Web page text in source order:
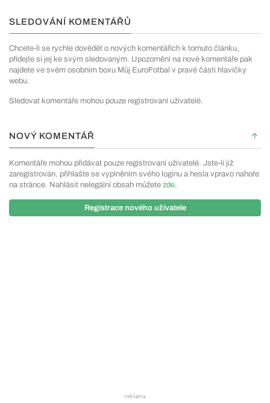
SLEDOVÁNÍ KOMENTÁŘŮ
Chcete-li se rychle dovědět o nových komentářích k tomuto článku,
přidejte si jej ke svým sledovaným. Upozornění na nové komentáře pak
najdete ve svém osobním boxu Můj EuroFotbal v pravé části hlavičky
webu.
Sledovat komentáře mohou pouze registrovaní uživatelé.
NOVÝ KOMENTÁŘ
Komentáře mohou přidávat pouze registrovaní uživatelé. Jste-li již
zaregistrován, přihlašte se vyplněním svého loginu a hesla vpravo nahoře
na stránce. Nahlásit nelegální obsah můžete zde.
Registrace nového uživatele